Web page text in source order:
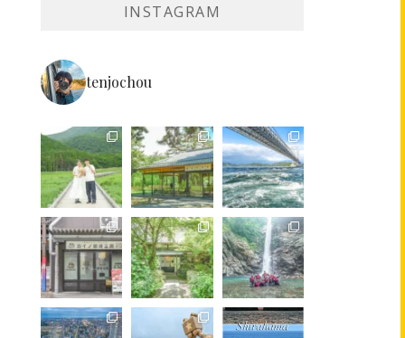
INSTAGRAM
tenjochou